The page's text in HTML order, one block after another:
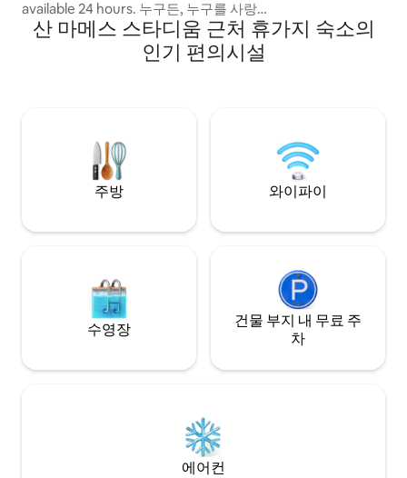
available 24 hours. 누구든, 누구를 사랑하
든, 어디에서 왔든, 무엇을 믿든, 환영합니
다. akura.apartment는 당신을 위한 곳입
니다. 에어비앤비는 다음과 같은 관련 법적
있습니다. 따라서
사항을 알려드리고자 합니
산 마메스 스타디움 근처 휴가지 숙소의
인기 편의시설
주방 와이파이
수영장
건물 부지 내 무료 주
차
에어컨